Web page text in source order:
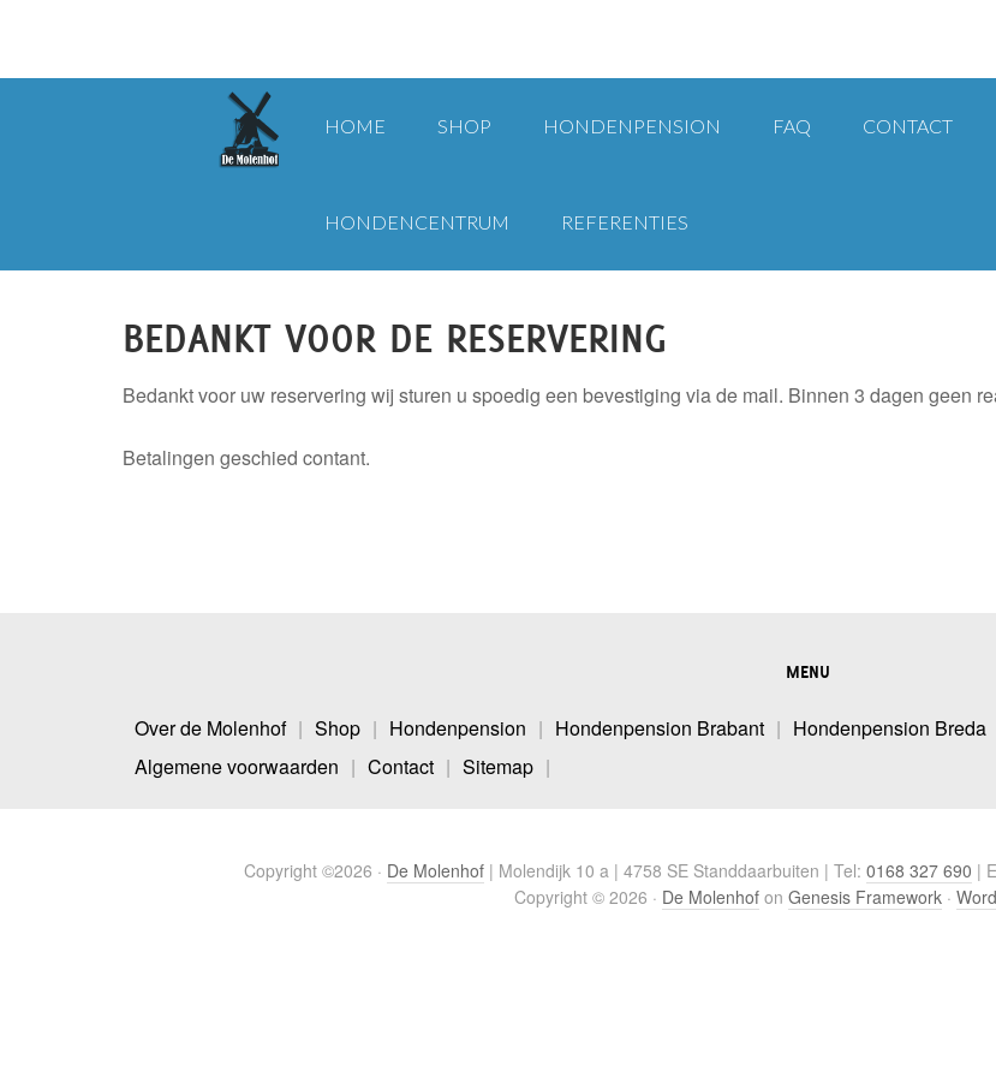
HOME SHOP HONDENPENSION FAQ CONTACT
HONDENCENTRUM REFERENTIES
BEDANKT VOOR DE RESERVERING
Bedankt voor uw reservering wij sturen u spoedig een bevestiging via de mail. Binnen 3 dagen geen
Betalingen geschied contant.
MENU
Over de Molenhof Shop Hondenpension Hondenpension Brabant Hondenpension Breda
Algemene voorwaarden
Contact Sitemap
Copyright ©2026 · De Molenhof| Molendijk 10 a | 4758 SE Standdaarbuiten | Tel: 0168 327 690 |
Copyright © 2026 · De Molenhofon Genesis Framework·